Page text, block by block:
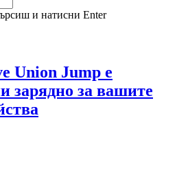
и натисни Enter
Union Jump е
зарядно за вашите